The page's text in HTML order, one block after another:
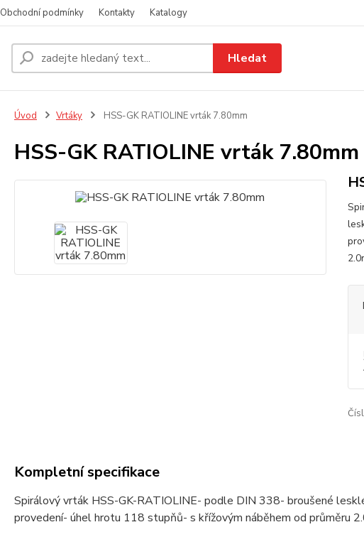
Obchodní podmínky Kontakty Katalogy
Hledat
Úvod Vrtáky HSS-GK RATIOLINE vrták 7.80mm
HSS-GK RATIOLINE vrták 7.80mm
Kompletní specifikace
Spirálový vrták HSS-GK-RATIOLINE- podle DIN 338- broušené
provedení- úhel hrotu 118 stupňů- s křížovým náběhem od průměru